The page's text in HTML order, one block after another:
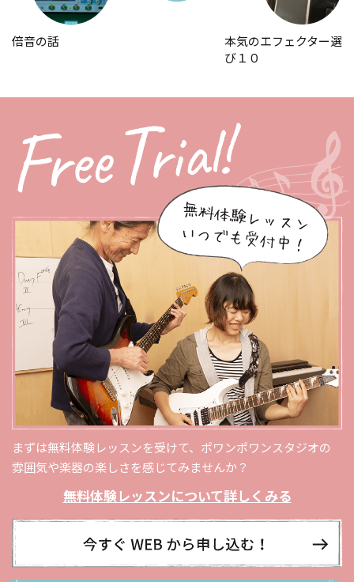
倍音の話
本気のエフェクター選
び１０
まずは無料体験レッスンを受けて、ポワンポワンスタジオの
雰囲気や楽器の楽しさを感じてみませんか？
無料体験レッスンについて詳しくみる